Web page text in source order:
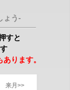
ょう-
すと
ります。
来月>>